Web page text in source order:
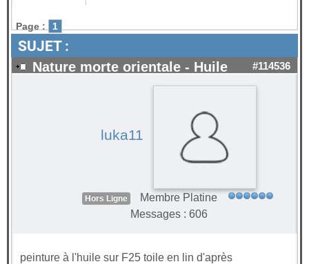
Page : 1
SUJET :
Nature morte orientale - Huile #114536
luka11
Hors Ligne
Membre Platine
Messages : 606
peinture à l'huile sur F25 toile en lin d'après